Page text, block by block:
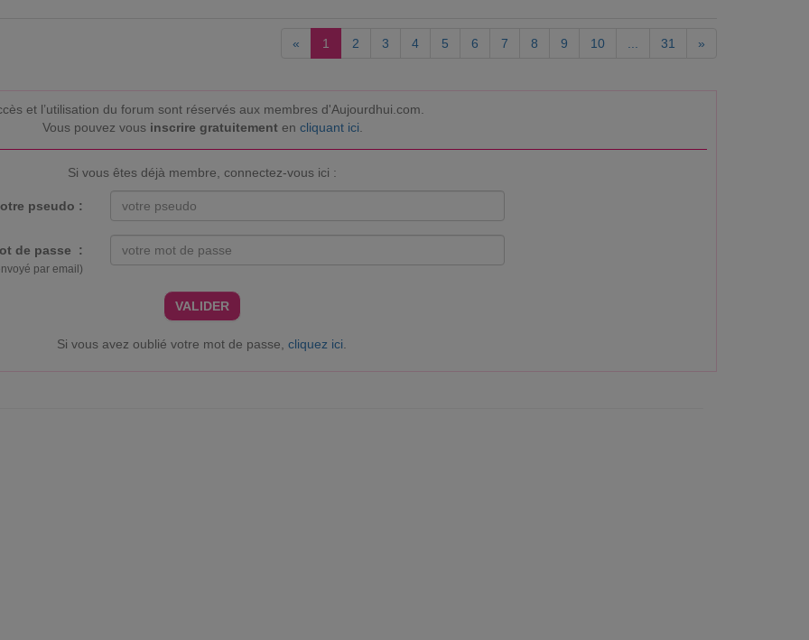
« 1 2 3 4 5 6 7 8 9 10 31 »
et l’utilisation du forum sont réservés aux membres d'Aujourdhui.com.
Vous pouvez vous inscrire gratuitementen cliquant ici
Si vous êtes déjà membre, connectez-vous ici :
pseudo :
de passe :
par email)
VALIDER
Si vous avez oublié votre mot de passe,cliquez ici